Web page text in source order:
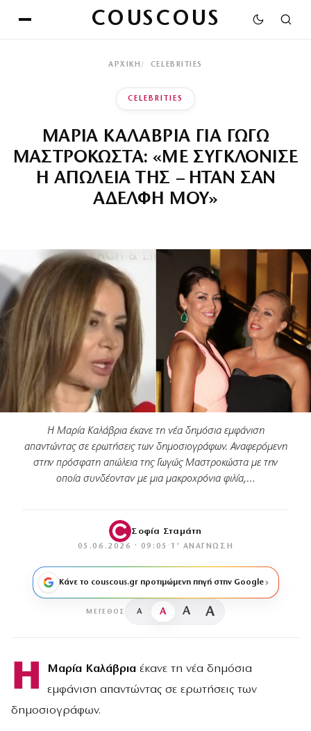
COUSCOUS
ΑΡΧΙΚΉ CELEBRITIES
CELEBRITIES
ΜΑΡΙΑ ΚΑΛΑΒΡΙΑ ΓΙΑ ΓΩΓΩ
ΜΑΣΤΡΟΚΩΣΤΑ: «ΜΕ ΣΥΓΚΛΟΝΙΣΕ
Η ΑΠΩΛΕΙΑ ΤΗΣ – ΗΤΑΝ ΣΑΝ
ΑΔΕΛΦΗ ΜΟΥ»
Η Μαρία Καλάβρια έκανε τη νέα δημόσια εμφάνιση
απαντώντας σε ερωτήσεις των δημοσιογράφων. Αναφερόμενη
στην πρόσφατη απώλεια της Γωγώς Μαστροκώστα με την
οποία συνδέονταν με μια μακροχρόνια φιλία,…
Σοφία Σταμάτη
05.06.2026 · 09:05 · 1′ ΑΝΆΓΝΩΣΗ
Κάνε το couscous.gr προτιμώμενη πηγή στην Google
ΜΈΓΕΘΟΣ A A A A
Η Μαρία Καλάβριαέκανε τη νέα δημόσια
εμφάνιση απαντώντας σε ερωτήσεις των
δημοσιογράφων.